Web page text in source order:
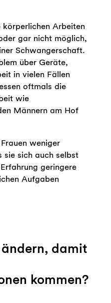
körperlichen Arbeiten
gar nicht möglich,
Schwangerschaft.
über Geräte,
in vielen Fällen
oftmals die
wie
Männern am Hof
weniger
sich auch selbst
geringere
Aufgaben
damit
kommen?